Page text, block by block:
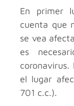
En primer
cuenta que
se vea
es
el lugar
701 c.c.).